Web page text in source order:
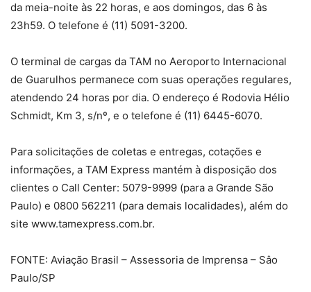
da meia-noite às 22 horas, e aos domingos, das 6 às
23h59. O telefone é (11) 5091-3200.
O terminal de cargas da TAM no Aeroporto Internacional
de Guarulhos permanece com suas operações regulares,
atendendo 24 horas por dia. O endereço é Rodovia Hélio
Schmidt, Km 3, s/nº, e o telefone é (11) 6445-6070.
Para solicitações de coletas e entregas, cotações e
informações, a TAM Express mantém à disposição dos
clientes o Call Center: 5079-9999 (para a Grande São
Paulo) e 0800 562211 (para demais localidades), além do
site www.tamexpress.com.br.
FONTE: Aviação Brasil – Assessoria de Imprensa – Sâo
Paulo/SP